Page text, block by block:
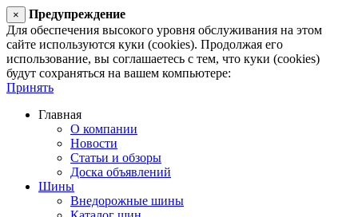
×
Предупреждение
Для обеспечения высокого уровня обслуживания на этом
сайте используются куки (cookies). Продолжая его
использование, вы соглашаетесь с тем, что куки (cookies)
будут сохраняться на вашем компьютере:
Принять
Главная
О компании
Новости
Статьи и обзоры
Доска объявлений
Шины
Внедорожные шины